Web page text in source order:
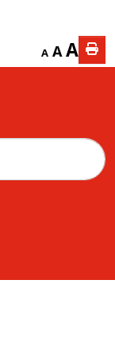
A
Decrease
A Reset
A